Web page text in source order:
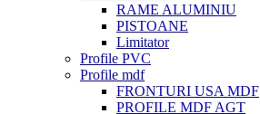
RAME ALUMINIU
PISTOANE
Limitator
Profile PVC
Profile mdf
FRONTURI USA MDF
PROFILE MDF AGT